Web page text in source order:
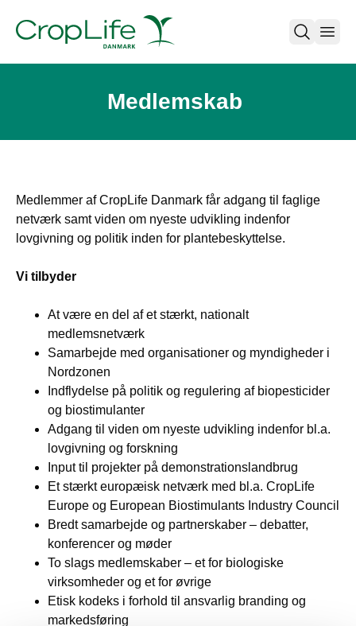
open
Medlemskab
Medlemmer af CropLife Danmark får adgang til faglige
netværk samt viden om nyeste udvikling indenfor
lovgivning og politik inden for plantebeskyttelse.
Vi tilbyder
At være en del af et stærkt, nationalt
medlemsnetværk
Samarbejde med organisationer og myndigheder i
Nordzonen
Indflydelse på politik og regulering af biopesticider
og biostimulanter
Adgang til viden om nyeste udvikling indenfor bl.a.
lovgivning og forskning
Input til projekter på demonstrationslandbrug
Et stærkt europæisk netværk med bl.a. CropLife
Europe og European Biostimulants Industry Council
Bredt samarbejde og partnerskaber – debatter,
konferencer og møder
To slags medlemskaber – et for biologiske
virksomheder og et for øvrige
Etisk kodeks i forhold til ansvarlig branding og
markedsføring